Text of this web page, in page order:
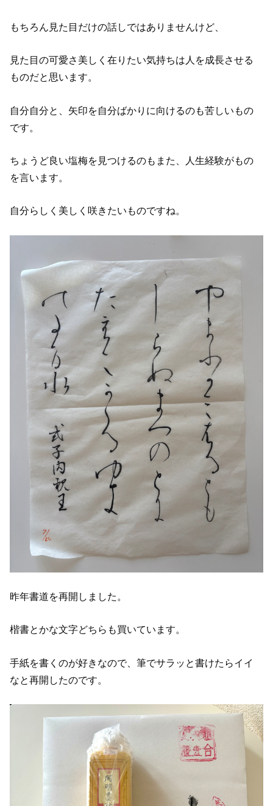
もちろん見た目だけの話しではありませんけど、
見た目の可愛さ美しく在りたい気持ちは人を成長させる
ものだと思います。
自分自分と、矢印を自分ばかりに向けるのも苦しいもの
です。
ちょうど良い塩梅を見つけるのもまた、人生経験がもの
を言います。
自分らしく美しく咲きたいものですね。
昨年書道を再開しました。
楷書とかな文字どちらも買いています。
手紙を書くのが好きなので、筆でサラッと書けたらイイ
なと再開したのです。